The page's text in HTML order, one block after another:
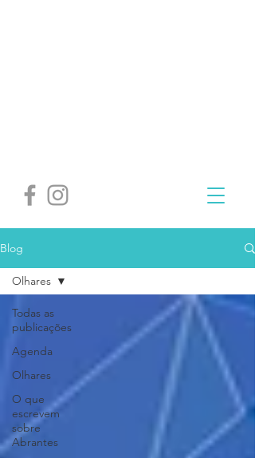
Blog
Todas as
publicações
Agenda
Olhares
O que
escrevem
sobre
Abrantes
Olhares